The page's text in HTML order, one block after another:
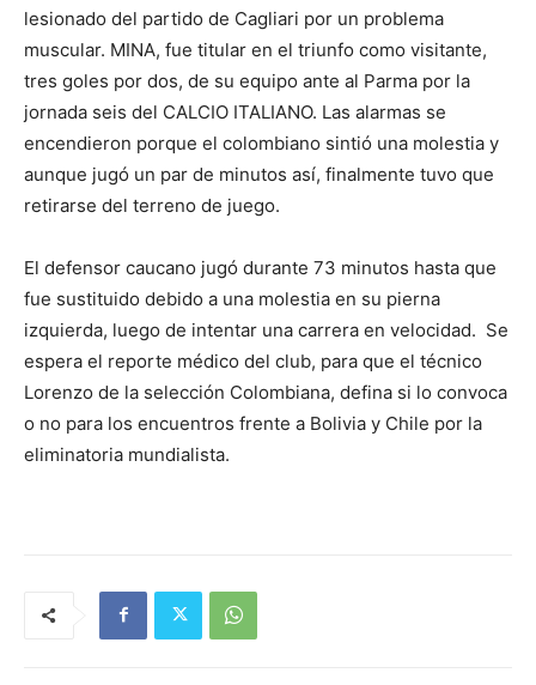
lesionado del partido de Cagliari por un problema
muscular. MINA, fue titular en el triunfo como visitante,
tres goles por dos, de su equipo ante al Parma por la
jornada seis del CALCIO ITALIANO. Las alarmas se
encendieron porque el colombiano sintió una molestia y
aunque jugó un par de minutos así, finalmente tuvo que
retirarse del terreno de juego.
El defensor caucano jugó durante 73 minutos hasta que
fue sustituido debido a una molestia en su pierna
izquierda, luego de intentar una carrera en velocidad. Se
espera el reporte médico del club, para que el técnico
Lorenzo de la selección Colombiana, defina si lo convoca
o no para los encuentros frente a Bolivia y Chile por la
eliminatoria mundialista.